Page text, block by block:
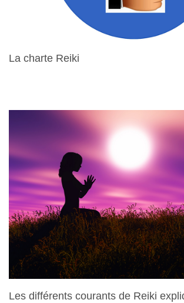
La charte Reiki
Les différents courants de Reiki